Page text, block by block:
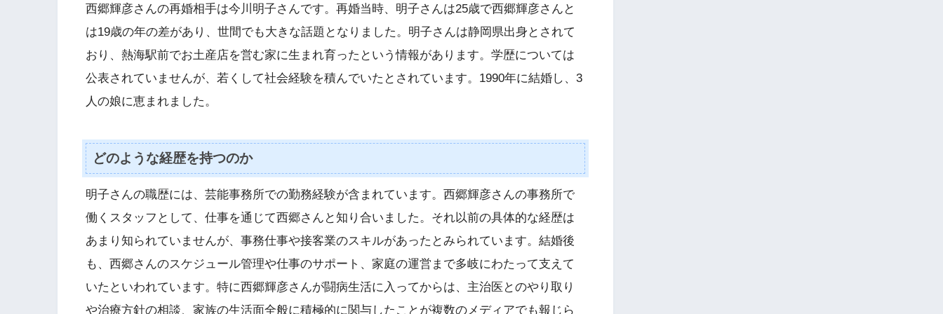
西郷輝彦さんの再婚相手は今川明子さんです。再婚当時、明子さんは25歳で西郷輝彦さんと
は19歳の年の差があり、世間でも大きな話題となりました。明子さんは静岡県出身とされて
おり、熱海駅前でお土産店を営む家に生まれ育ったという情報があります。学歴については
公表されていませんが、若くして社会経験を積んでいたとされています。1990年に結婚し、3
人の娘に恵まれました。
どのような経歴を持つのか
明子さんの職歴には、芸能事務所での勤務経験が含まれています。西郷輝彦さんの事務所で
働くスタッフとして、仕事を通じて西郷さんと知り合いました。それ以前の具体的な経歴は
あまり知られていませんが、事務仕事や接客業のスキルがあったとみられています。結婚後
も、西郷さんのスケジュール管理や仕事のサポート、家庭の運営まで多岐にわたって支えて
いたといわれています。特に西郷輝彦さんが闘病生活に入ってからは、主治医とのやり取り
や治療方針の相談、家族の生活面全般に積極的に関与したことが複数のメディアでも報じら